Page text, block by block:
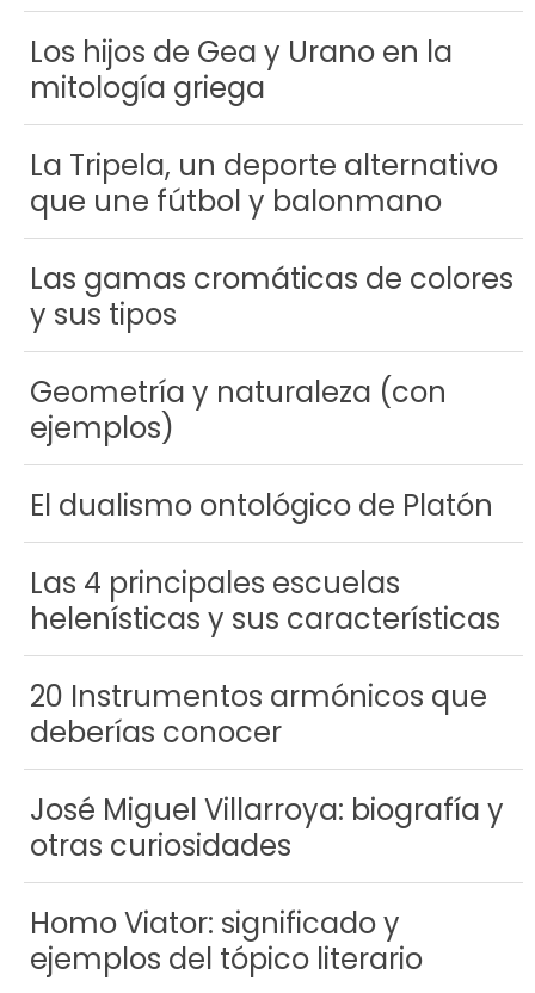
Los hijos de Gea y Urano en la
mitología griega
La Tripela, un deporte alternativo
que une fútbol y balonmano
Las gamas cromáticas de colores
y sus tipos
Geometría y naturaleza (con
ejemplos)
El dualismo ontológico de Platón
Las 4 principales escuelas
helenísticas y sus características
20 Instrumentos armónicos que
deberías conocer
José Miguel Villarroya: biografía y
otras curiosidades
Homo Viator: significado y
ejemplos del tópico literario